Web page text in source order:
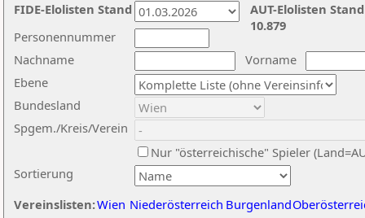
Nachname
Vorname
Ebene
Sortierung
Personennummer
Bundesland
Spgem./Kreis/Verein
Nur "österreichische" Spieler
Vereinslisten:Wien Niederösterreich Burgenland
AUT-Elolisten
10.879
FIDE-Elolisten Stand